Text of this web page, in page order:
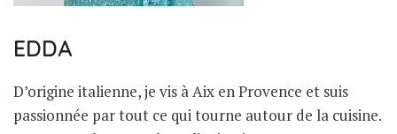
EDDA
D’origine italienne, je vis à Aix en Provence et suis
passionnée par tout ce qui tourne autour de la cuisine.